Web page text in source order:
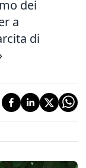
dei
a
di